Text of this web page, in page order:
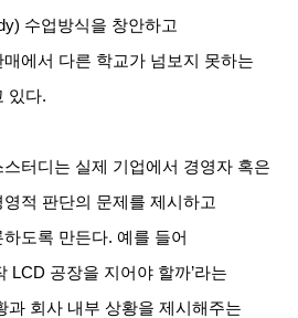
수업방식을 창안하고
에서 다른 학교가 넘보지 못하는
있다.
터디는 실제 기업에서 경영자 혹은
적 판단의 문제를 제시하고
도록 만든다.예를 들어
LCD 공장을 지어야 할까’라는
과 회사 내부 상황을 제시해주는